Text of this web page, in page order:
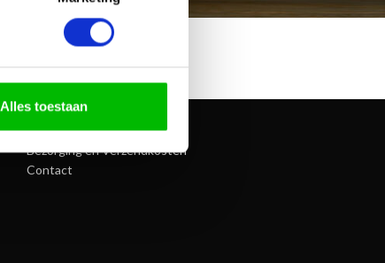
Alles toestaan
INFORMATIE
Betaalmethoden
Bezorging en Verzendkosten
Contact